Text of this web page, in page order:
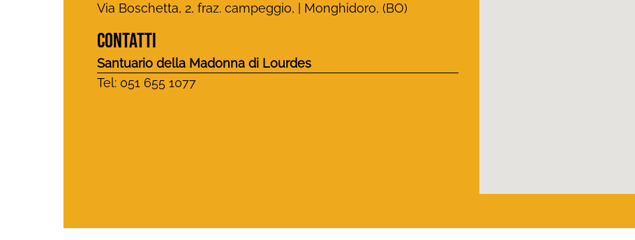
Via Boschetta, 2, fraz. campeggio, | Monghidoro, (BO)
CONTATTI
Santuario della Madonna di Lourdes
Tel: 051 655 1077